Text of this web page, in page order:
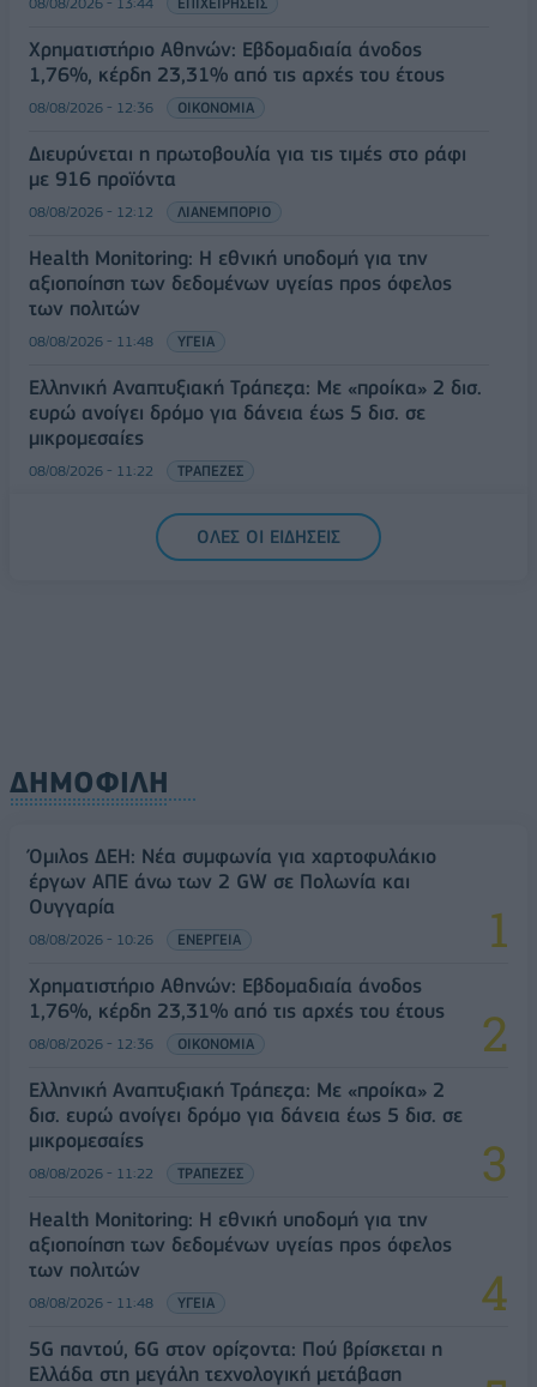
Χρηματιστήριο Αθηνών: Εβδομαδιαία άνοδος
1,76%, κέρδη 23,31% από τις αρχές του έτους
08/08/2026 - 12:36 ΟΙΚΟΝΟΜΙΑ
Διευρύνεται η πρωτοβουλία για τις τιμές στο ράφι
με 916 προϊόντα
08/08/2026 - 12:12 ΛΙΑΝΕΜΠΟΡΙΟ
Health Monitoring: Η εθνική υποδομή για την
αξιοποίηση των δεδομένων υγείας προς όφελος
των πολιτών
08/08/2026 - 11:48 ΥΓΕΙΑ
Ελληνική Αναπτυξιακή Τράπεζα: Με «προίκα» 2 δισ.
ευρώ ανοίγει δρόμο για δάνεια έως 5 δισ. σε
μικρομεσαίες
08/08/2026 - 11:22 ΤΡΑΠΕΖΕΣ
5G παντού, 6G στον ορίζοντα: Πού βρίσκεται η
Ελλάδα στη μεγάλη τεχνολογική μετάβαση
ΟΛΕΣ ΟΙ ΕΙΔΗΣΕΙΣ
ΔΗΜΟΦΙΛΗ
Όμιλος ΔΕΗ: Νέα συμφωνία για χαρτοφυλάκιο
έργων ΑΠΕ άνω των 2 GW σε Πολωνία και
Ουγγαρία
08/08/2026 - 10:26 ΕΝΕΡΓΕΙΑ
Χρηματιστήριο Αθηνών: Εβδομαδιαία άνοδος
1,76%, κέρδη 23,31% από τις αρχές του έτους
08/08/2026 - 12:36 ΟΙΚΟΝΟΜΙΑ
Ελληνική Αναπτυξιακή Τράπεζα: Με «προίκα» 2
δισ. ευρώ ανοίγει δρόμο για δάνεια έως 5 δισ. σε
μικρομεσαίες
08/08/2026 - 11:22 ΤΡΑΠΕΖΕΣ
Health Monitoring: Η εθνική υποδομή για την
αξιοποίηση των δεδομένων υγείας προς όφελος
των πολιτών
08/08/2026 - 11:48 ΥΓΕΙΑ
5G παντού, 6G στον ορίζοντα: Πού βρίσκεται η
Ελλάδα στη μεγάλη τεχνολογική μετάβαση